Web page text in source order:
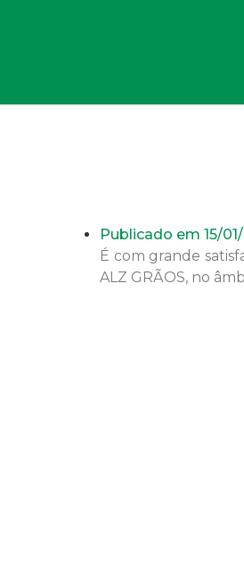
Publicado em 15/
É com grande
ALZ GRÃOS, no